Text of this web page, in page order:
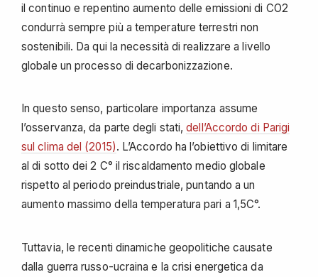
il continuo e repentino aumento delle emissioni di CO2
condurrà sempre più a temperature terrestri non
sostenibili. Da qui la necessità di realizzare a livello
globale un processo di decarbonizzazione.
In questo senso, particolare importanza assume
l’osservanza, da parte degli stati,dell’Accordo di Parigi
sul clima del (2015). L’Accordo ha l’obiettivo di limitare
al di sotto dei 2 C° il riscaldamento medio globale
rispetto al periodo preindustriale, puntando a un
aumento massimo della temperatura pari a 1,5C°.
Tuttavia, le recenti dinamiche geopolitiche causate
dalla guerra russo-ucraina e la crisi energetica da